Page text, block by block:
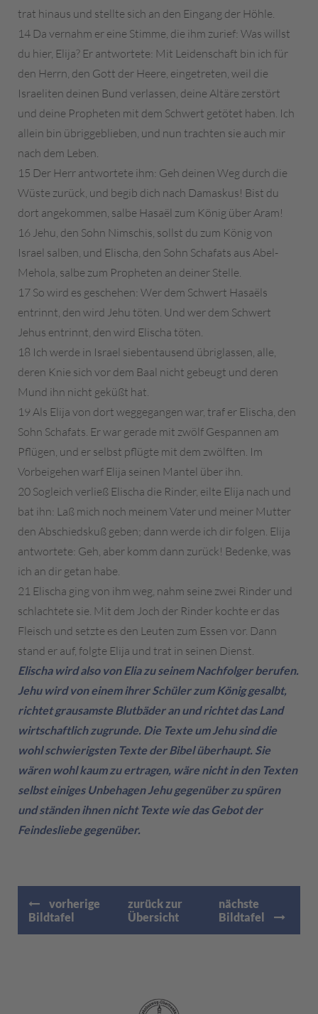
trat hinaus und stellte sich an den Eingang der Höhle.
14 Da vernahm er eine Stimme, die ihm zurief: Was willst
du hier, Elija? Er antwortete: Mit Leidenschaft bin ich für
den Herrn, den Gott der Heere, eingetreten, weil die
Israeliten deinen Bund verlassen, deine Altäre zerstört
und deine Propheten mit dem Schwert getötet haben. Ich
allein bin übriggeblieben, und nun trachten sie auch mir
nach dem Leben.
15 Der Herr antwortete ihm: Geh deinen Weg durch die
Wüste zurück, und begib dich nach Damaskus! Bist du
dort angekommen, salbe Hasaël zum König über Aram!
16 Jehu, den Sohn Nimschis, sollst du zum König von
Israel salben, und Elischa, den Sohn Schafats aus Abel-
Mehola, salbe zum Propheten an deiner Stelle.
17 So wird es geschehen: Wer dem Schwert Hasaëls
entrinnt, den wird Jehu töten. Und wer dem Schwert
Jehus entrinnt, den wird Elischa töten.
18 Ich werde in Israel siebentausend übriglassen, alle,
deren Knie sich vor dem Baal nicht gebeugt und deren
Mund ihn nicht geküßt hat.
19 Als Elija von dort weggegangen war, traf er Elischa, den
Sohn Schafats. Er war gerade mit zwölf Gespannen am
Pflügen, und er selbst pflügte mit dem zwölften. Im
Vorbeigehen warf Elija seinen Mantel über ihn.
20 Sogleich verließ Elischa die Rinder, eilte Elija nach und
bat ihn: Laß mich noch meinem Vater und meiner Mutter
den Abschiedskuß geben; dann werde ich dir folgen. Elija
antwortete: Geh, aber komm dann zurück! Bedenke, was
ich an dir getan habe.
21 Elischa ging von ihm weg, nahm seine zwei Rinder und
schlachtete sie. Mit dem Joch der Rinder kochte er das
Fleisch und setzte es den Leuten zum Essen vor. Dann
stand er auf, folgte Elija und trat in seinen Dienst.
Elischa wird also von Elia zu seinem Nachfolger berufen.
Jehu wird von einem ihrer Schüler zum König gesalbt,
richtet grausamste Blutbäder an und richtet das Land
wirtschaftlich zugrunde. Die Texte um Jehu sind die
wohl schwierigsten Texte der Bibel überhaupt. Sie
wären wohl kaum zu ertragen, wäre nicht in den Texten
selbst einiges Unbehagen Jehu gegenüber zu spüren
und ständen ihnen nicht Texte wie das Gebot der
Feindesliebe gegenüber.
vorherige
Bildtafel
zurück zur
Übersicht
nächste
Bildtafel